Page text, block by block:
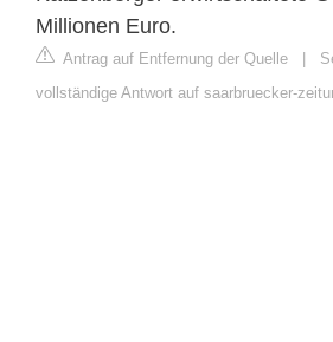
Millionen Euro.
Antrag auf Entfernung der Quelle
vollständige Antwort auf saarbruecker-